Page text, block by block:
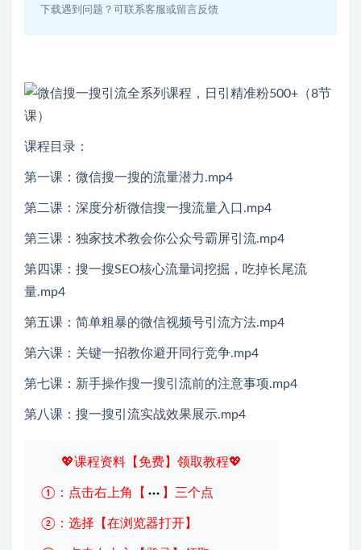
下载遇到问题？可联系客服或留言反馈
课程目录：
第一课：微信搜一搜的流量潜力.mp4
第二课：深度分析微信搜一搜流量入口.mp4
第三课：独家技术教会你公众号霸屏引流.mp4
第四课：搜一搜SEO核心流量词挖掘，吃掉长尾流
量.mp4
第五课：简单粗暴的微信视频号引流方法.mp4
第六课：关键一招教你避开同行竞争.mp4
第七课：新手操作搜一搜引流前的注意事项.mp4
第八课：搜一搜引流实战效果展示.mp4
💖课程资料【免费】领取教程💖
①：点击右上角【 】三个点
②：选择【在浏览器打开】